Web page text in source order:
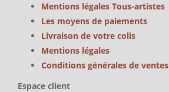
Mentions légales Tous-artistes
Les moyens de paiements
Livraison de votre colis
Mentions légales
Conditions générales de ventes
Espace client